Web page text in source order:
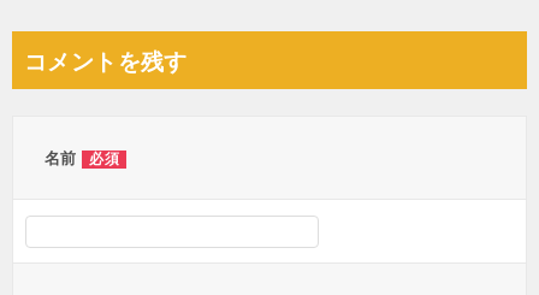
ビ
コメントを残す
名前 必須